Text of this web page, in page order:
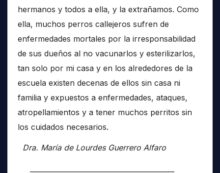
hermanos y todos a ella, y la extrañamos. Como
ella, muchos perros callejeros sufren de
enfermedades mortales por la irresponsabilidad
de sus dueños al no vacunarlos y esterilizarlos,
tan solo por mi casa y en los alrededores de la
escuela existen decenas de ellos sin casa ni
familia y expuestos a enfermedades, ataques,
atropellamientos y a tener muchos perritos sin
los cuidados necesarios.
Dra. María de Lourdes Guerrero Alfaro